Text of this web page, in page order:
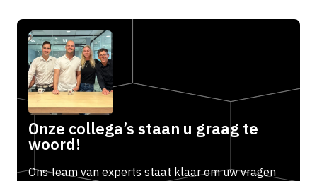
Onze collega’s staan u graag te
woord!
Ons team van experts staat klaar om uw vragen